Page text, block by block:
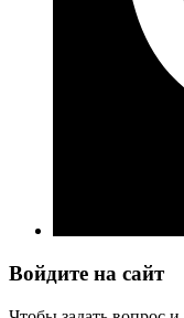
Войдите на сайт